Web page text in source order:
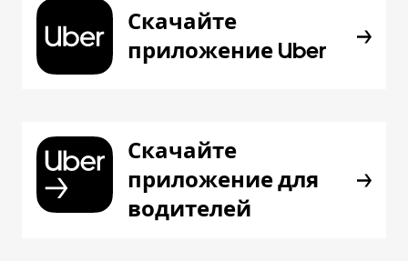
Скачайте
приложение Uber
Скачайте
приложение для
водителей